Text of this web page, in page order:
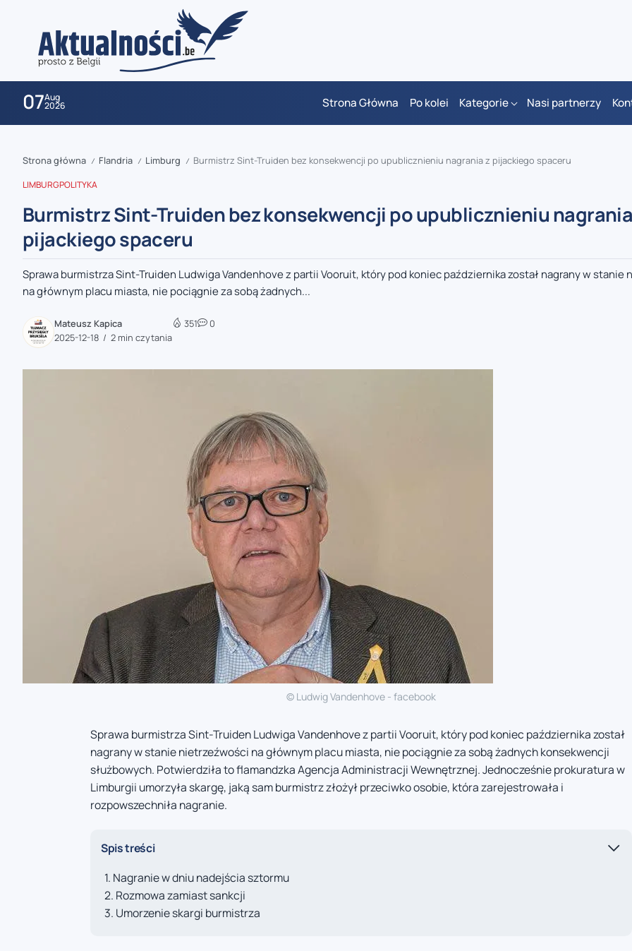
07Aug
2026 Strona Główna Po kolei Kategorie Nasi partnerzy
zaobserwuj nas
zaobserwuj nas
zaobserwuj nas
Strona główna / Flandria / Limburg / Burmistrz Sint-Truiden bez konsekwencji po upublicznieniu nagrania z pijackiego spaceru
LIMBURGPOLITYKA
Burmistrz Sint-Truiden bez konsekwencji po upublicznieniu
pijackiego spaceru
Sprawa burmistrza Sint-Truiden Ludwiga Vandenhove z partii Vooruit, który pod koniec października został nagrany w stanie
na głównym placu miasta, nie pociągnie za sobą żadnych...
Mateusz Kapica
2025-12-18
2 min czytania
351 0
© Ludwig Vandenhove - facebook
Sprawa burmistrza Sint-Truiden Ludwiga Vandenhove z partii Vooruit, który pod koniec października został
nagrany w stanie nietrzeźwości na głównym placu miasta, nie pociągnie za sobą żadnych konsekwencji
służbowych. Potwierdziła to flamandzka Agencja Administracji Wewnętrznej. Jednocześnie prokuratura w
Limburgii umorzyła skargę, jaką sam burmistrz złożył przeciwko osobie, która zarejestrowała i
rozpowszechniła nagranie.
Spis treści
Nagranie w dniu nadejścia sztormu
Rozmowa zamiast sankcji
Umorzenie skargi burmistrza